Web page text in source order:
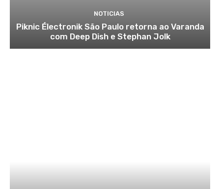
NOTICIAS
Piknic Électronik São Paulo retorna ao Varanda
com Deep Dish e Stephan Jolk